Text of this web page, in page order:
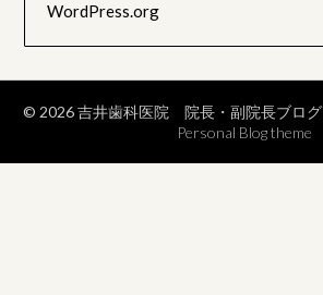
WordPress.org
© 2026 吉井歯科医院 院長・副院長ブログ
Personal Blog theme